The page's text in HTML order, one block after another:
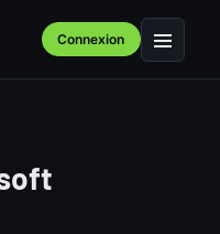
Connexion Menu